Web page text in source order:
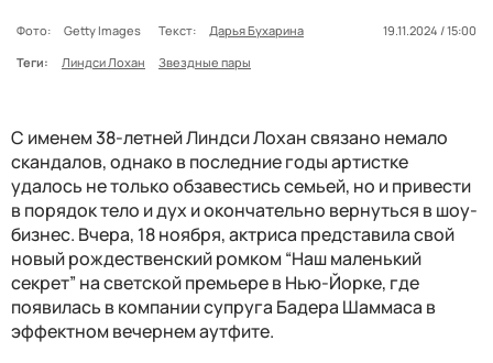
Фото: Getty Images Текст: Дарья Бухарина
19.11.2024 / 15:00
Теги:
Линдси Лохан Звездные пары
С именем 38-летней Линдси Лохан связано немало
скандалов, однако в последние годы артистке
удалось не только обзавестись семьей, но и привести
в порядок тело и дух и окончательно вернуться в шоу-
бизнес. Вчера, 18 ноября, актриса представила свой
новый рождественский ромком “Наш маленький
секрет” на светской премьере в Нью-Йорке, где
появилась в компании супруга Бадера Шаммаса в
эффектном вечернем аутфите.